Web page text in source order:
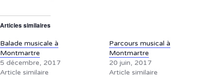
Articles similaires
Balade musicale à
Montmartre
5 décembre, 2017
Article similaire
Parcours musical à
Montmartre
20 juin, 2017
Article similaire